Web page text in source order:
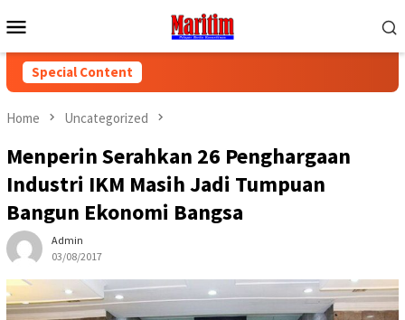
to
Menu
Special Content
Home Uncategorized
Menperin Serahkan 26 Penghargaan
Industri IKM Masih Jadi Tumpuan
Bangun Ekonomi Bangsa
Admin
03/08/2017